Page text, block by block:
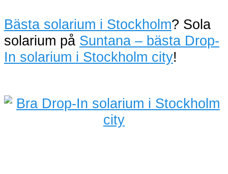
Bästa solarium i Stockholm? Sola
solarium på Suntana – bästa Drop-
In solarium i Stockholm city!